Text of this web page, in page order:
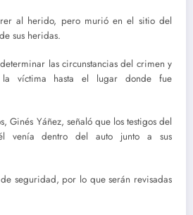
al herido, pero murió en el sitio del
sus heridas.
las circunstancias del crimen y
víctima hasta el lugar donde fue
Ginés Yáñez, señaló que los testigos del
venía dentro del auto junto a sus
seguridad, por lo que serán revisadas